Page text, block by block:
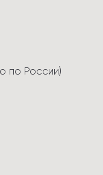
по России)